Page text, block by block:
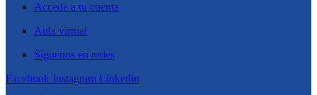
Accede a tu cuenta
Aula virtual
Síguenos en redes
Facebook Instagram Linkedin